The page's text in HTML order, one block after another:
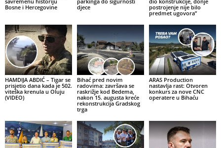
Bosne i Hercegovine
djece
postrojenje nije bilo
predmet ugovora”
HAMDIJA ABDIĆ – Tigar se
prisjetio dana kada je 502.
viteška krenula u Oluju
(VIDEO)
Bihać pred novim
radovima: završava se
raskrižje kod Bedema,
nakon 15. augusta kreće
rekonstrukcija Gradskog
trga
ARAS Production
nastavlja rast: Otvoren
konkurs za nove CNC
operatere u Bihaću